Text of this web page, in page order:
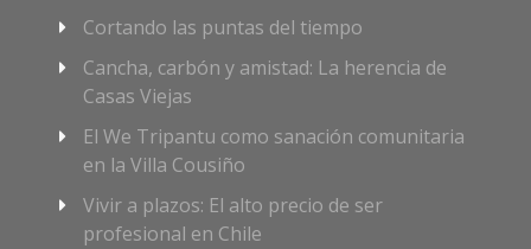
Cortando las puntas del tiempo
Cancha, carbón y amistad: La herencia de
Casas Viejas
El We Tripantu como sanación comunitaria
en la Villa Cousiño
Vivir a plazos: El alto precio de ser
profesional en Chile